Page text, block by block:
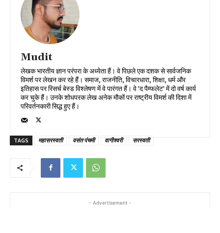
Mudit
लेखक भारतीय ज्ञान परंपरा के अध्येता हैं। वे पिछले एक दशक से सार्वजनिक
विमर्श पर लेखन कर रहे हैं। समाज, राजनीति, विचारधारा, शिक्षा, धर्म और
इतिहास पर रिसर्च बेस्ड विश्लेषण में वे पारंगत हैं। वे 'द पैम्फलेट' में दो वर्ष कार्य
कर चुके हैं। उनके शोधपरक लेख अनेक मौकों पर राष्ट्रीय विमर्श की दिशा में
परिवर्तनकारी सिद्ध हुए हैं।
TAGS महासरस्वती वसंत पंचमी वागीश्वरी सरस्वती
- Advertisement -